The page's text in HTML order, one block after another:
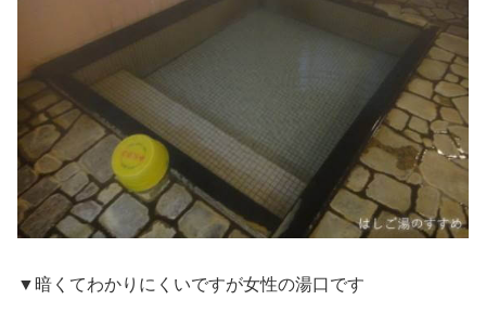
▼暗くてわかりにくいですが女性の湯口です